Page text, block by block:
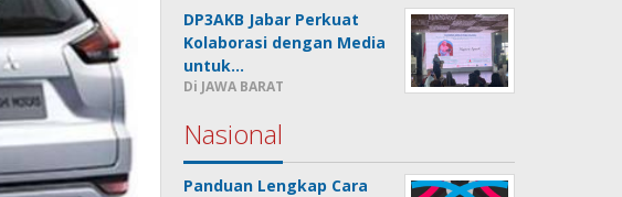
DP3AKB Jabar Perkuat
Kolaborasi dengan Media
untuk…
Di JAWA BARAT
Nasional
Panduan Lengkap Cara